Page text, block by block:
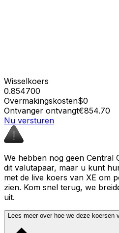
Wisselkoers
0.854700
Overmakingskosten$0
Ontvanger ontvangt€854.70
Nu versturen
We hebben nog geen
dit valutapaar, maar u kunt
met de live koers van XE om
zien. Kom snel terug, we
uit.
Lees meer over hoe we deze koersen